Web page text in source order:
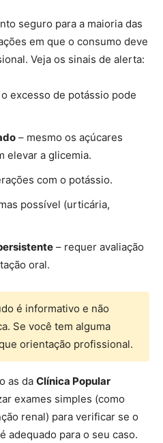
seguro para a maioria das
em que o consumo deve
Veja os sinais de alerta:
o excesso de potássio pode
– mesmo os açúcares
elevar a glicemia.
com o potássio.
possível (urticária,
– requer avaliação
oral.
é informativo e não
Se você tem alguma
orientação profissional.
as da Clínica Popular
exames simples (como
renal) para verificar se o
adequado para o seu caso.